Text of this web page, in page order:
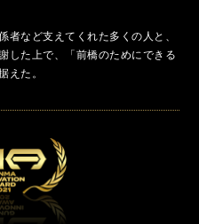
者など支えてくれた多くの人と、
した上で、「前橋のためにできる
えた。